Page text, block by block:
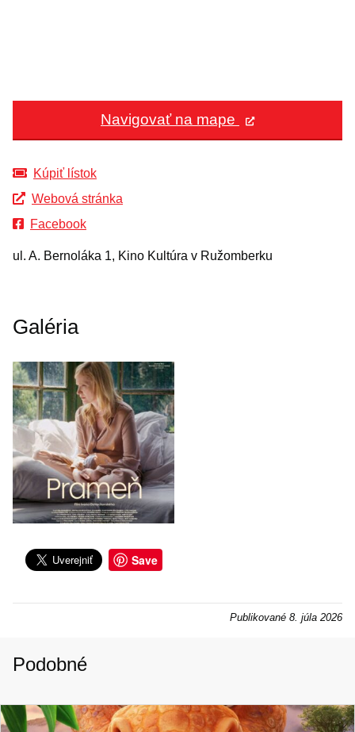
Navigovať na mape
Kúpiť lístok
Webová stránka
Facebook
ul. A. Bernoláka 1, Kino Kultúra v Ružomberku
Galéria
Save
Publikované 8. júla 2026
Podobné